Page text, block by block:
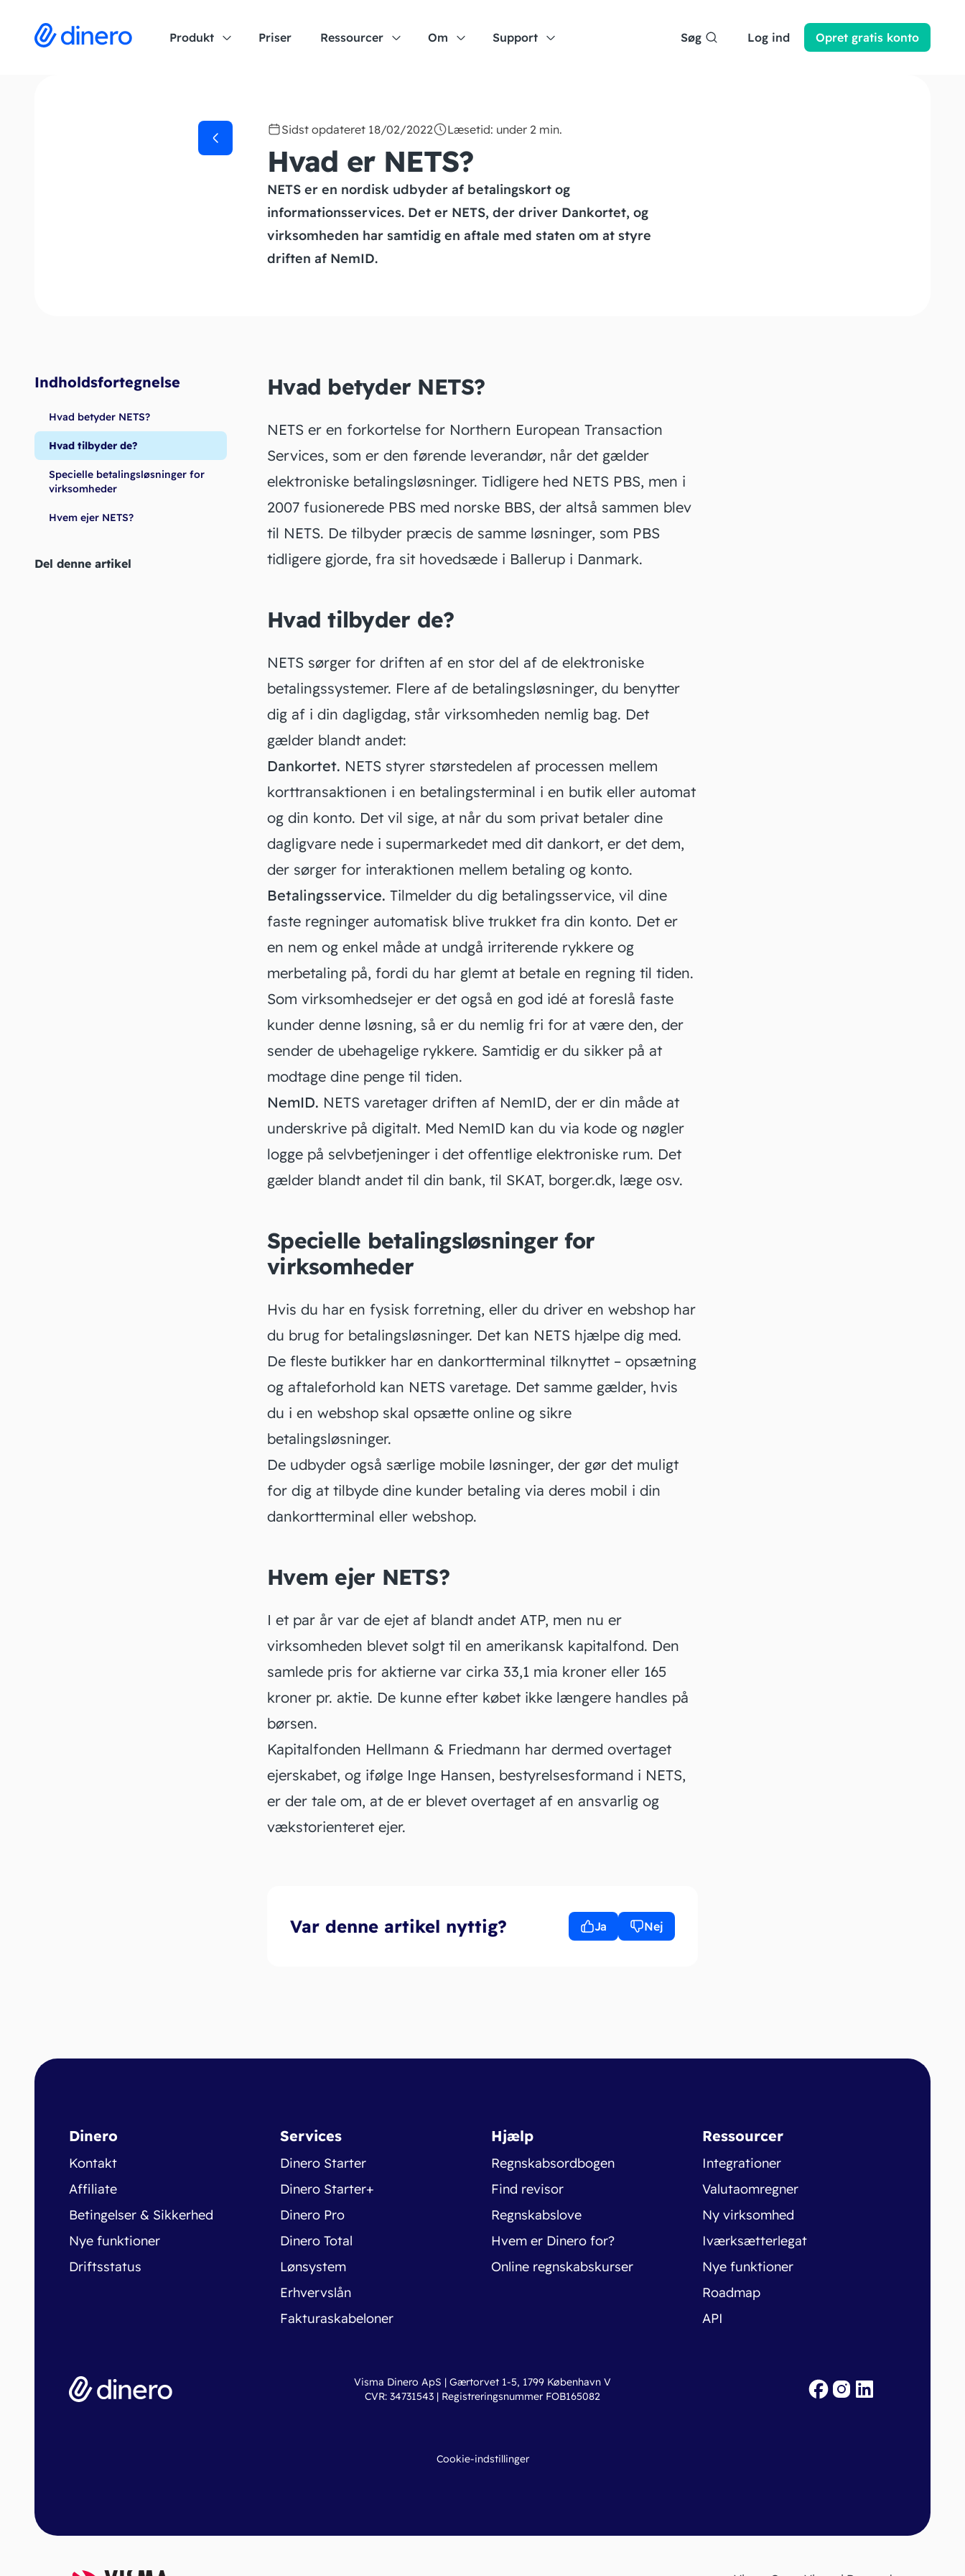
Produkt Priser Ressourcer Om Support Søg Log ind Opret gratis konto
Sidst opdateret 18/02/2022 Læsetid: under 2 min.
Hvad er NETS?
NETS er en nordisk udbyder af betalingskort og
informationsservices. Det er NETS, der driver Dankortet, og
virksomheden har samtidig en aftale med staten om at styre
driften af NemID.
Indholdsfortegnelse
Hvad betyder NETS?
Hvad tilbyder de?
Specielle betalingsløsninger for
virksomheder
Hvem ejer NETS?
Del denne artikel
Hvad betyder NETS?
NETS er en forkortelse for Northern European Transaction
Services, som er den førende leverandør, når det gælder
elektroniske betalingsløsninger. Tidligere hed NETS PBS, men i
2007 fusionerede PBS med norske BBS, der altså sammen blev
til NETS. De tilbyder præcis de samme løsninger, som PBS
tidligere gjorde, fra sit hovedsæde i Ballerup i Danmark.
Hvad tilbyder de?
NETS sørger for driften af en stor del af de elektroniske
betalingssystemer. Flere af de betalingsløsninger, du benytter
dig af i din dagligdag, står virksomheden nemlig bag. Det
gælder blandt andet:
Dankortet. NETS styrer størstedelen af processen mellem
korttransaktionen i en betalingsterminal i en butik eller automat
og din konto. Det vil sige, at når du som privat betaler dine
dagligvare nede i supermarkedet med dit dankort, er det dem,
der sørger for interaktionen mellem betaling og konto.
Betalingsservice. Tilmelder du dig betalingsservice, vil dine
faste regninger automatisk blive trukket fra din konto. Det er
en nem og enkel måde at undgå irriterende rykkere og
merbetaling på, fordi du har glemt at betale en regning til tiden.
Som virksomhedsejer er det også en god idé at foreslå faste
kunder denne løsning, så er du nemlig fri for at være den, der
sender de ubehagelige rykkere. Samtidig er du sikker på at
modtage dine penge til tiden.
NemID. NETS varetager driften af NemID, der er din måde at
underskrive på digitalt. Med NemID kan du via kode og nøgler
logge på selvbetjeninger i det offentlige elektroniske rum. Det
gælder blandt andet til din bank, til SKAT, borger.dk, læge osv.
Specielle betalingsløsninger for
virksomheder
Hvis du har en fysisk forretning, eller du driver en webshop har
du brug for betalingsløsninger. Det kan NETS hjælpe dig med.
De fleste butikker har en dankortterminal tilknyttet – opsætning
og aftaleforhold kan NETS varetage. Det samme gælder, hvis
du i en webshop skal opsætte online og sikre
betalingsløsninger.
De udbyder også særlige mobile løsninger, der gør det muligt
for dig at tilbyde dine kunder betaling via deres mobil i din
dankortterminal eller webshop.
Hvem ejer NETS?
I et par år var de ejet af blandt andet ATP, men nu er
virksomheden blevet solgt til en amerikansk kapitalfond. Den
samlede pris for aktierne var cirka 33,1 mia kroner eller 165
kroner pr. aktie. De kunne efter købet ikke længere handles på
børsen.
Kapitalfonden Hellmann & Friedmann har dermed overtaget
ejerskabet, og ifølge Inge Hansen, bestyrelsesformand i NETS,
er der tale om, at de er blevet overtaget af en ansvarlig og
vækstorienteret ejer.
Var denne artikel nyttig? Ja Nej
Dinero
Kontakt
Affiliate
Betingelser & Sikkerhed
Nye funktioner
Driftsstatus
Services
Dinero Starter
Dinero Starter+
Dinero Pro
Dinero Total
Lønsystem
Erhvervslån
Fakturaskabeloner
Hjælp
Regnskabsordbogen
Find revisor
Regnskabslove
Hvem er Dinero for?
Online regnskabskurser
Ressourcer
Integrationer
Valutaomregner
Ny virksomhed
Iværksætterlegat
Nye funktioner
Roadmap
API
Visma Dinero ApS | Gærtorvet 1-5, 1799 København V
CVR: 34731543 | Registreringsnummer FOB165082
Cookie-indstillinger